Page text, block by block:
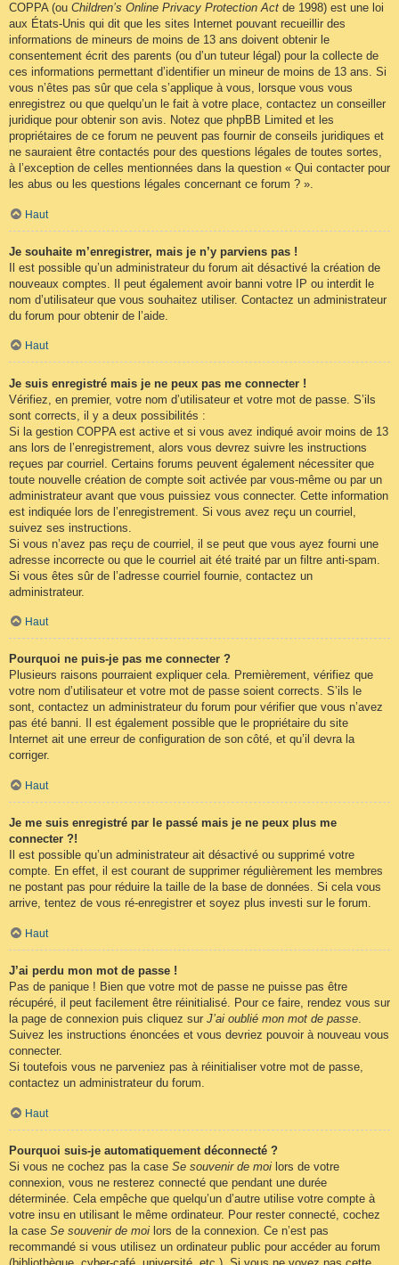
COPPA (ou Children’s Online Privacy Protection Act de 1998) est une loi
aux États-Unis qui dit que les sites Internet pouvant recueillir des
informations de mineurs de moins de 13 ans doivent obtenir le
consentement écrit des parents (ou d’un tuteur légal) pour la collecte de
ces informations permettant d’identifier un mineur de moins de 13 ans. Si
vous n’êtes pas sûr que cela s’applique à vous, lorsque vous vous
enregistrez ou que quelqu’un le fait à votre place, contactez un conseiller
juridique pour obtenir son avis. Notez que phpBB Limited et les
propriétaires de ce forum ne peuvent pas fournir de conseils juridiques et
ne sauraient être contactés pour des questions légales de toutes sortes,
à l’exception de celles mentionnées dans la question « Qui contacter pour
les abus ou les questions légales concernant ce forum ? ».
Haut
Je souhaite m’enregistrer, mais je n’y parviens pas !
Il est possible qu’un administrateur du forum ait désactivé la création de
nouveaux comptes. Il peut également avoir banni votre IP ou interdit le
nom d’utilisateur que vous souhaitez utiliser. Contactez un administrateur
du forum pour obtenir de l’aide.
Haut
Je suis enregistré mais je ne peux pas me connecter !
Vérifiez, en premier, votre nom d’utilisateur et votre mot de passe. S’ils
sont corrects, il y a deux possibilités :
Si la gestion COPPA est active et si vous avez indiqué avoir moins de 13
ans lors de l’enregistrement, alors vous devrez suivre les instructions
reçues par courriel. Certains forums peuvent également nécessiter que
toute nouvelle création de compte soit activée par vous-même ou par un
administrateur avant que vous puissiez vous connecter. Cette information
est indiquée lors de l’enregistrement. Si vous avez reçu un courriel,
suivez ses instructions.
Si vous n’avez pas reçu de courriel, il se peut que vous ayez fourni une
adresse incorrecte ou que le courriel ait été traité par un filtre anti-spam.
Si vous êtes sûr de l’adresse courriel fournie, contactez un
administrateur.
Haut
Pourquoi ne puis-je pas me connecter ?
Plusieurs raisons pourraient expliquer cela. Premièrement, vérifiez que
votre nom d’utilisateur et votre mot de passe soient corrects. S’ils le
sont, contactez un administrateur du forum pour vérifier que vous n’avez
pas été banni. Il est également possible que le propriétaire du site
Internet ait une erreur de configuration de son côté, et qu’il devra la
corriger.
Haut
Je me suis enregistré par le passé mais je ne peux plus me
connecter ?!
Il est possible qu’un administrateur ait désactivé ou supprimé votre
compte. En effet, il est courant de supprimer régulièrement les membres
ne postant pas pour réduire la taille de la base de données. Si cela vous
arrive, tentez de vous ré-enregistrer et soyez plus investi sur le forum.
Haut
J’ai perdu mon mot de passe !
Pas de panique ! Bien que votre mot de passe ne puisse pas être
récupéré, il peut facilement être réinitialisé. Pour ce faire, rendez vous sur
la page de connexion puis cliquez sur J’ai oublié mon mot de passe.
Suivez les instructions énoncées et vous devriez pouvoir à nouveau vous
connecter.
Si toutefois vous ne parveniez pas à réinitialiser votre mot de passe,
contactez un administrateur du forum.
Haut
Pourquoi suis-je automatiquement déconnecté ?
Si vous ne cochez pas la case Se souvenir de moi lors de votre
connexion, vous ne resterez connecté que pendant une durée
déterminée. Cela empêche que quelqu’un d’autre utilise votre compte à
votre insu en utilisant le même ordinateur. Pour rester connecté, cochez
la case Se souvenir de moi lors de la connexion. Ce n’est pas
recommandé si vous utilisez un ordinateur public pour accéder au forum